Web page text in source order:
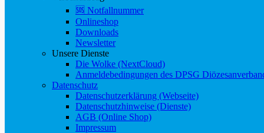
🆘 Notfallnummer
Onlineshop
Downloads
Newsletter
Unsere Dienste
Die Wolke (NextCloud)
Anmeldebedingungen des DPSG
Datenschutz
Datenschutzerklärung (Webseite)
Datenschutzhinweise (Dienste)
AGB (Online Shop)
Impressum